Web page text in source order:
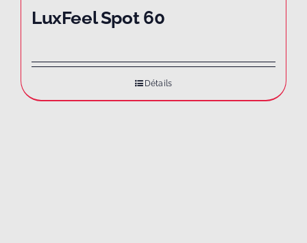
LuxFeel Spot 60
Détails